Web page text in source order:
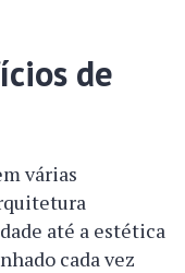
de
várias
até a estética
cada vez